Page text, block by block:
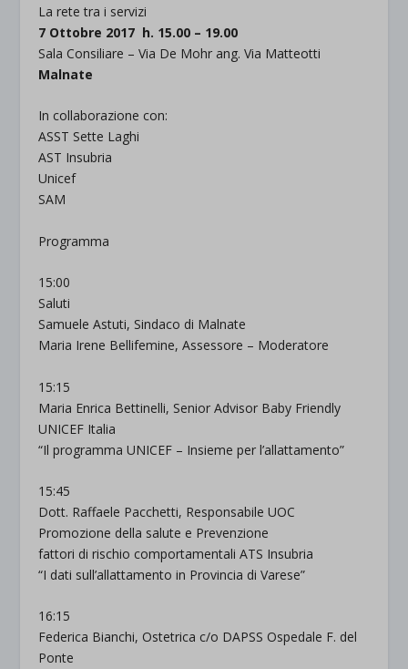
La rete tra i servizi
7 Ottobre 2017 h. 15.00 – 19.00
Sala Consiliare – Via De Mohr ang. Via Matteotti
Malnate
In collaborazione con:
ASST Sette Laghi
AST Insubria
Unicef
SAM
Programma
15:00
Saluti
Samuele Astuti, Sindaco di Malnate
Maria Irene Bellifemine, Assessore – Moderatore
15:15
Maria Enrica Bettinelli, Senior Advisor Baby Friendly
UNICEF Italia
“Il programma UNICEF – Insieme per l’allattamento”
15:45
Dott. Raffaele Pacchetti, Responsabile UOC
Promozione della salute e Prevenzione
fattori di rischio comportamentali ATS Insubria
“I dati sull’allattamento in Provincia di Varese”
16:15
Federica Bianchi, Ostetrica c/o DAPSS Ospedale F. del
Ponte